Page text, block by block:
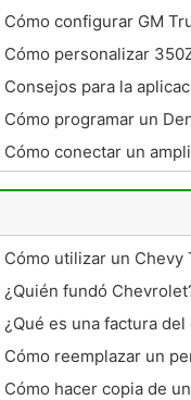
Cómo configurar GM
Cómo personalizar
Consejos para la
automotriz
Cómo programar un
distancia
Cómo conectar un
un cargador de batería
Cómo utilizar un Chevy
emergencia
¿Quién fundó
¿Qué es una factura
Cómo reemplazar un
Nissan Altima
Cómo hacer copia de